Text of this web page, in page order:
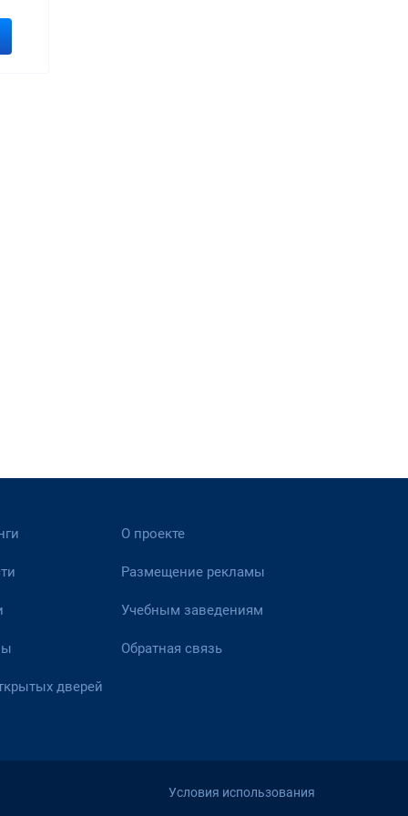
дверей
О проекте
Размещение рекламы
Учебным заведениям
Обратная связь
Условия использования